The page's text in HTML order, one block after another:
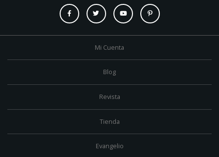
Mi Cuenta
Blog
Revista
Tienda
Evangelio